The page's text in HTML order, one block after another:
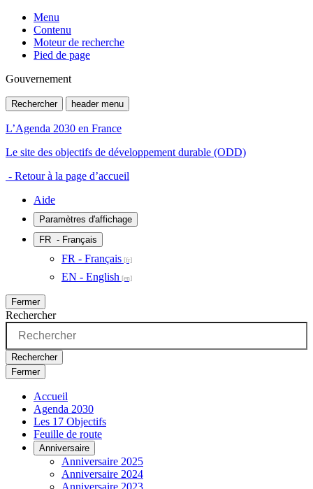
Menu
Contenu
Moteur de recherche
Pied de page
Gouvernement
Rechercher header menu
L’Agenda 2030 en France
Le site des objectifs de développement durable (ODD)
- Retour à la page d’accueil
Aide
Paramètres d'affichage
FR - Français
FR - Français
EN - English
Fermer
Rechercher
Rechercher
Fermer
Accueil
Agenda 2030
Les 17 Objectifs
Feuille de route
Anniversaire
Anniversaire 2025
Anniversaire 2024
Anniversaire 2023